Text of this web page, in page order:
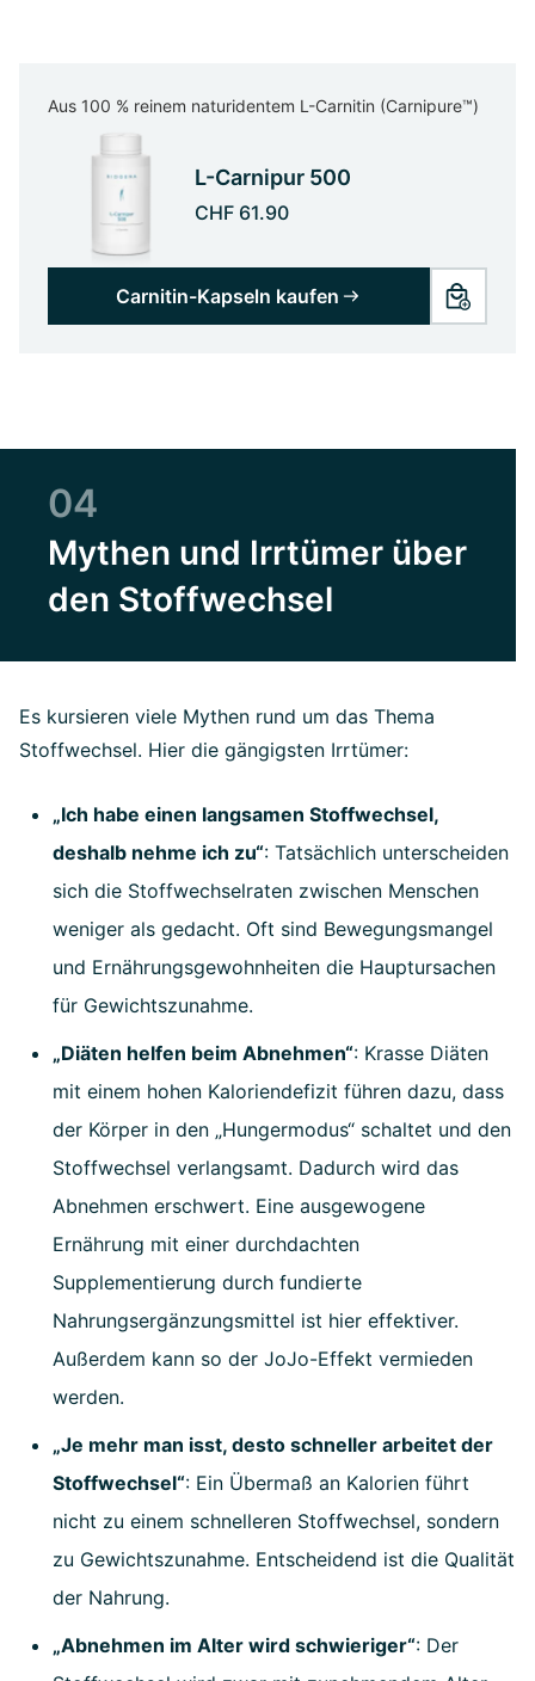
Aus 100 % reinem naturidentem L-Carnitin (Carnipure™)
L-Carnipur 500
CHF 61.90
Carnitin-Kapseln kaufen
04
Mythen und Irrtümer über
den Stoffwechsel
Es kursieren viele Mythen rund um das Thema
Stoffwechsel. Hier die gängigsten Irrtümer:
„Ich habe einen langsamen Stoffwechsel,
deshalb nehme ich zu“: Tatsächlich unterscheiden
sich die Stoffwechselraten zwischen Menschen
weniger als gedacht. Oft sind Bewegungsmangel
und Ernährungsgewohnheiten die Hauptursachen
für Gewichtszunahme.
„Diäten helfen beim Abnehmen“: Krasse Diäten
mit einem hohen Kaloriendefizit führen dazu, dass
der Körper in den „Hungermodus“ schaltet und den
Stoffwechsel verlangsamt. Dadurch wird das
Abnehmen erschwert. Eine ausgewogene
Ernährung mit einer durchdachten
Supplementierung durch fundierte
Nahrungsergänzungsmittel ist hier effektiver.
Außerdem kann so der JoJo-Effekt vermieden
werden.
„Je mehr man isst, desto schneller arbeitet der
Stoffwechsel“: Ein Übermaß an Kalorien führt
nicht zu einem schnelleren Stoffwechsel, sondern
zu Gewichtszunahme. Entscheidend ist die Qualität
der Nahrung.
„Abnehmen im Alter wird schwieriger“: Der